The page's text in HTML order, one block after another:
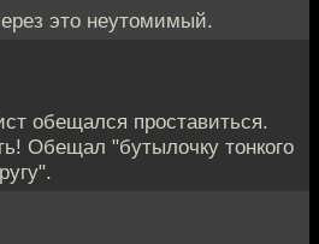
это неутомимый.
обещался проставиться.
Обещал "бутылочку тонкого